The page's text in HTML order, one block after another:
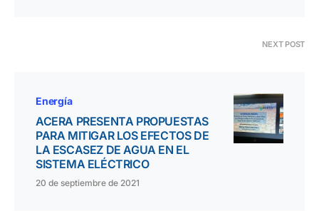
NEXT POST
Energía
ACERA PRESENTA PROPUESTAS
PARA MITIGAR LOS EFECTOS DE
LA ESCASEZ DE AGUA EN EL
SISTEMA ELÉCTRICO
20 de septiembre de 2021